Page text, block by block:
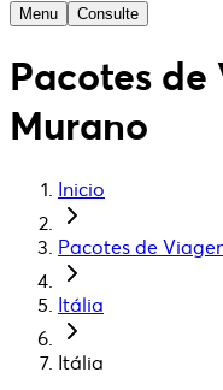
Menu Consulte
Pacotes de
Murano
Inicio
Pacotes de
Itália
Itália